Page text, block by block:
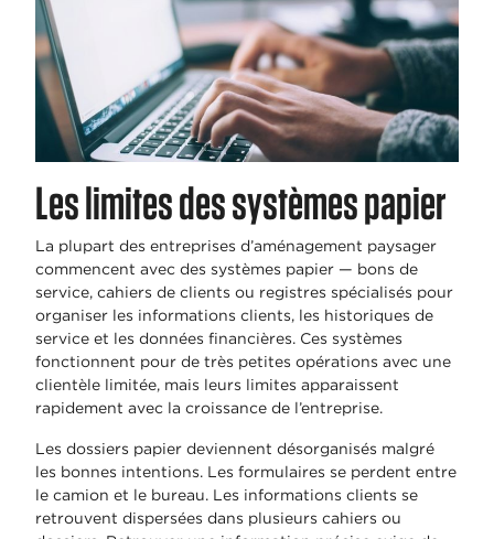
Les limites des systèmes papier
La plupart des entreprises d’aménagement paysager
commencent avec des systèmes papier — bons de
service, cahiers de clients ou registres spécialisés pour
organiser les informations clients, les historiques de
service et les données financières. Ces systèmes
fonctionnent pour de très petites opérations avec une
clientèle limitée, mais leurs limites apparaissent
rapidement avec la croissance de l’entreprise.
Les dossiers papier deviennent désorganisés malgré
les bonnes intentions. Les formulaires se perdent entre
le camion et le bureau. Les informations clients se
retrouvent dispersées dans plusieurs cahiers ou